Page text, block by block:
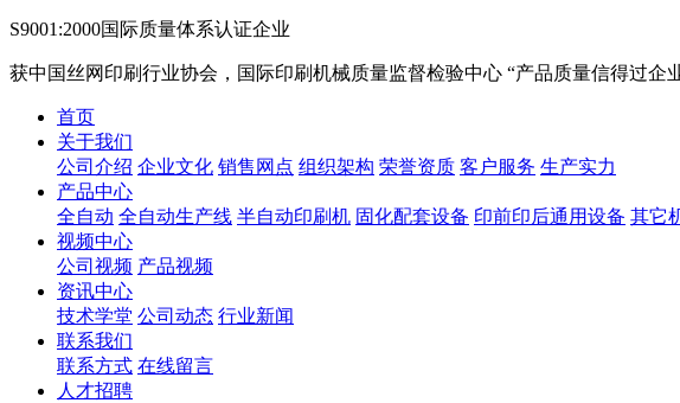
S9001:2000国际质量体系认证企业
获中国丝网印刷行业协会，国际印刷机械质量监督检验中心 “产品质量信得过企
首页
关于我们
公司介绍 企业文化 销售网点 组织架构 荣誉资质 客户服务 生产实力
产品中心
全自动 全自动生产线 半自动印刷机 固化配套设备 印前印后通用设备 其它
视频中心
公司视频 产品视频
资讯中心
技术学堂 公司动态 行业新闻
联系我们
联系方式 在线留言
人才招聘